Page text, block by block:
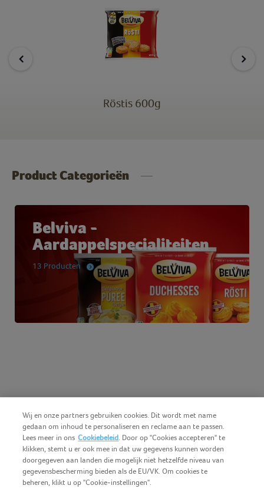
Röstis 600g
Product Categorieën
Belviva -
Aardappelspecialiteiten
13 Producten
Wij en onze partners gebruiken cookies. Dit wordt met name
gedaan om inhoud te personaliseren en reclame aan te passen.
Lees meer in ons Cookiebeleid. Door op "Cookies accepteren" te
klikken, stemt u er ook mee in dat uw gegevens kunnen worden
doorgegeven aan landen die mogelijk niet hetzelfde niveau van
gegevensbescherming bieden als de EU/VK. Om cookies te
beheren, klikt u op "Cookie-instellingen".